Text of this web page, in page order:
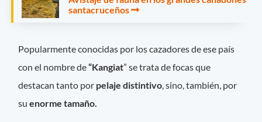
santacruceños
Popularmente conocidas por los cazadores de ese país
con el nombre de“Kangiat” se trata de focas que
destacan tanto por pelaje distintivo, sino, también, por
suenorme tamaño.